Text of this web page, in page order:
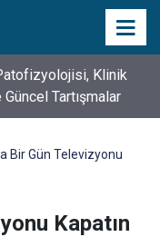
Ortaya Çıktı? 10
Bir Gün Televizyonu
Kapatın